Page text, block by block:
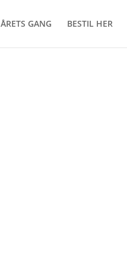
ÅRETS GANG BESTIL HER